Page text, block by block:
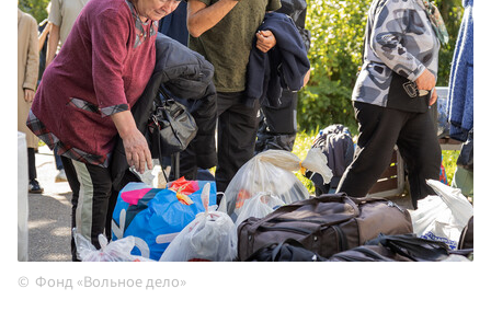
Фонд «Вольное дело»